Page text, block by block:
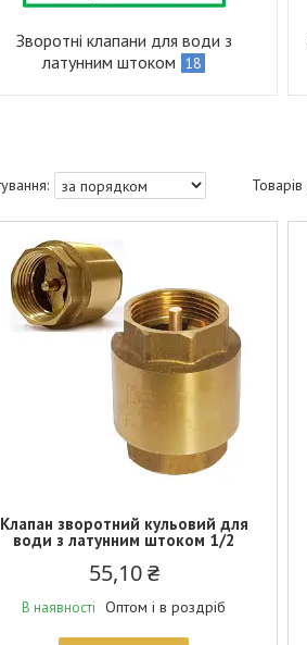
Зворотні клапани для води з
латунним штоком 18
Клапан зворотний кульовий для
води з латунним штоком 1/2
55,10 ₴
В наявності Оптом і в роздріб